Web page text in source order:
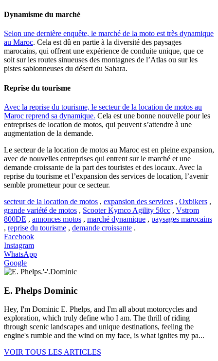
Dynamisme du marché
Selon une dernière enquête, le marché de la moto est très dynamique
au Maroc. Cela est dû en partie à la diversité des paysages
marocains, qui offrent une expérience de conduite unique, que ce
soit sur les routes sinueuses des montagnes de l’Atlas ou sur les
pistes sablonneuses du désert du Sahara.
Reprise du tourisme
Avec la reprise du tourisme, le secteur de la location de motos au
Maroc reprend sa dynamique. Cela est une bonne nouvelle pour les
entreprises de location de motos, qui peuvent s’attendre à une
augmentation de la demande.
Le secteur de la location de motos au Maroc est en pleine expansion,
avec de nouvelles entreprises qui entrent sur le marché et une
demande croissante de la part des touristes et des locaux. Avec la
reprise du tourisme et l’expansion des services de location, l’avenir
semble prometteur pour ce secteur.
secteur de la location de motos , expansion des services , Oxbikers ,
grande variété de motos , Scooter Kymco Agility 50cc , Vstrom
800DE , annonces motos , marché dynamique , paysages marocains
, reprise du tourisme , demande croissante .
Facebook
Instagram
WhatsApp
Google
E. Phelps Dominic
Hey, I'm Dominic E. Phelps, and I'm all about motorcycles and
exploration, which truly define who I am. The thrill of riding
through scenic landscapes and unique destinations, feeling the
engine's rumble and the wind on my face, is what ignites my pa...
VOIR TOUS LES ARTICLES